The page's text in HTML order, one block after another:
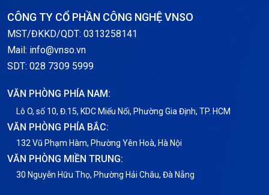
Thông báo
Thông tin chung
Tin tức
CÔNG TY CỔ PHẦN CÔNG NGHỆ VNSO
MST/ĐKKD/QDT: 0313258141
Mail: info@vnso.vn
SDT: 028 7309 5999
VĂN PHÒNG PHÍA NAM:
Lô O, số 10, Đ.15, KDC Miếu Nổi, Phường Gia Định, TP. HCM
VĂN PHÒNG PHÍA BẮC:
132 Vũ Phạm Hàm, Phường Yên Hoà, Hà Nội
VĂN PHÒNG MIỀN TRUNG:
30 Nguyễn Hữu Thọ, Phường Hải Châu, Đà Nẵng